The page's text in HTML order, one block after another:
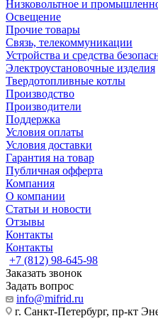
Низковольтное и
Освещение
Прочие товары
Связь, телекоммуникации
Устройства и средства
Электроустановочные изделия
Твердотопливные котлы
Производство
Производители
Поддержка
Условия оплаты
Условия доставки
Гарантия на товар
Публичная офферта
Компания
О компании
Статьи и новости
Отзывы
Контакты
Контакты
+7 (812) 98-645-98
Заказать звонок
Задать вопрос
info@mifrid.ru
г. Санкт-Петербург, пр-кт